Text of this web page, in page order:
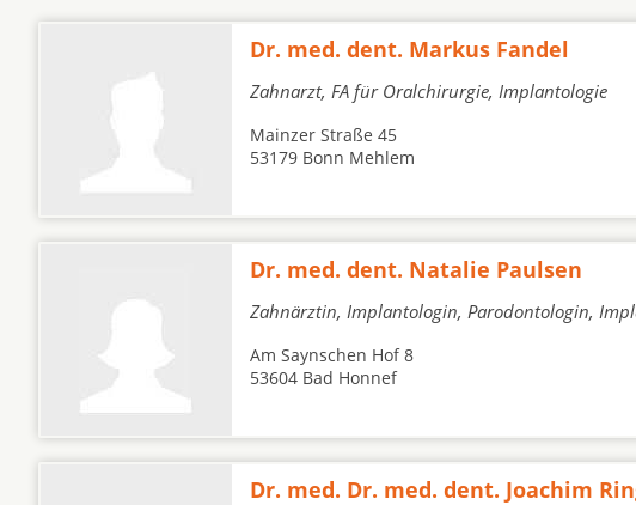
Dr. med. dent. Markus Fandel
Zahnarzt, FA für Oralchirurgie, Implantologie
Mainzer Straße 45
53179 Bonn Mehlem
Dr. med. dent. Natalie Paulsen
Zahnärztin, Implantologin, Parodontologin,
Am Saynschen Hof 8
53604 Bad Honnef
Dr. med. Dr. med. dent. Joachim